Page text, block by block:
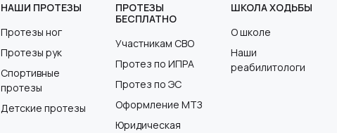
НАШИ ПРОТЕЗЫ
Протезы ног
Протезы рук
Спортивные
протезы
Детские протезы
ПРОТЕЗЫ
БЕСПЛАТНО
Участникам СВО
Протез по ИПРА
Протез по ЭС
Оформление МТЗ
Юридическая
ШКОЛА ХОДЬБЫ
О школе
Наши
реабилитологи